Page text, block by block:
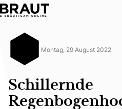
Montag, 29 August 2022
Schillernde